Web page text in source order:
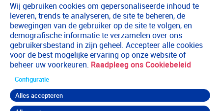
Wij gebruiken cookies om gepersonaliseerde inhoud te
leveren, trends te analyseren, de site te beheren, de
bewegingen van de gebruiker op de site te volgen, en
demografische informatie te verzamelen over ons
gebruikersbestand in zijn geheel. Accepteer alle cookies
voor de best mogelijke ervaring op onze website of
beheer uw voorkeuren. Raadpleeg ons Cookiebeleid
Configuratie
Alles accepteren